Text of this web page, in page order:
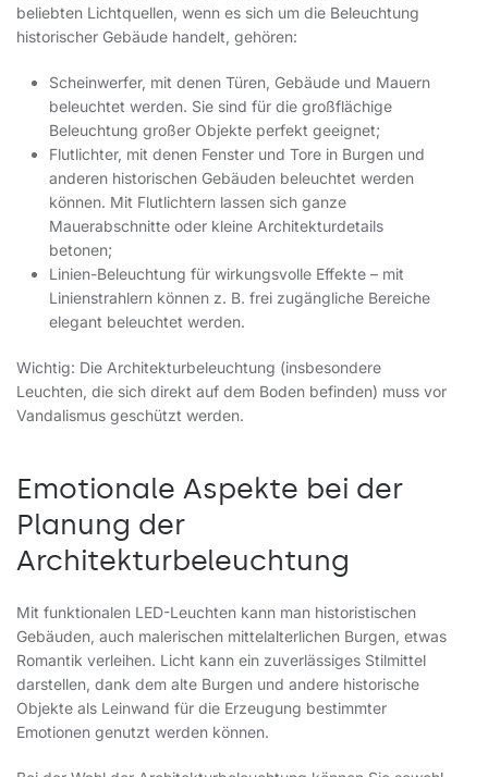
beliebten Lichtquellen, wenn es sich um die Beleuchtung
historischer Gebäude handelt, gehören:
Scheinwerfer, mit denen Türen, Gebäude und Mauern
beleuchtet werden. Sie sind für die großflächige
Beleuchtung großer Objekte perfekt geeignet;
Flutlichter, mit denen Fenster und Tore in Burgen und
anderen historischen Gebäuden beleuchtet werden
können. Mit Flutlichtern lassen sich ganze
Mauerabschnitte oder kleine Architekturdetails
betonen;
Linien-Beleuchtung für wirkungsvolle Effekte – mit
Linienstrahlern können z. B. frei zugängliche Bereiche
elegant beleuchtet werden.
Wichtig: Die Architekturbeleuchtung (insbesondere
Leuchten, die sich direkt auf dem Boden befinden) muss vor
Vandalismus geschützt werden.
Emotionale Aspekte bei der
Planung der
Architekturbeleuchtung
Mit funktionalen LED-Leuchten kann man historistischen
Gebäuden, auch malerischen mittelalterlichen Burgen, etwas
Romantik verleihen. Licht kann ein zuverlässiges Stilmittel
darstellen, dank dem alte Burgen und andere historische
Objekte als Leinwand für die Erzeugung bestimmter
Emotionen genutzt werden können.